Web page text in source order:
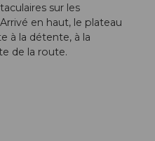
sur les
en haut, le plateau
à la détente, à la
de la route.